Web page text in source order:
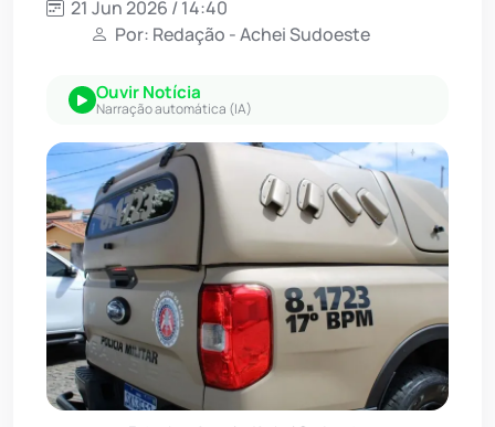
21 Jun 2026 / 14:40
Por: Redação - Achei Sudoeste
Ouvir Notícia
Narração automática (IA)